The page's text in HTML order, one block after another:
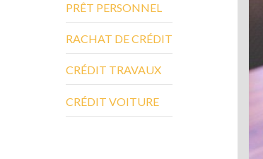
PRÊT PERSONNEL
RACHAT DE CRÉDIT
CRÉDIT TRAVAUX
CRÉDIT VOITURE